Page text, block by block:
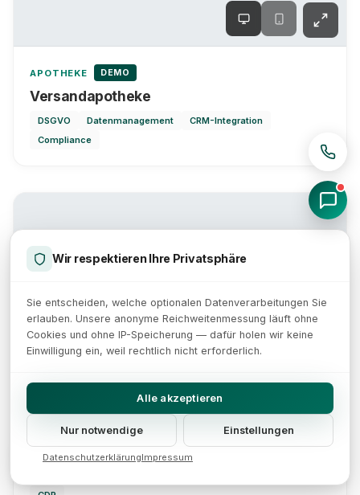
APOTHEKE DEMO
Versandapotheke
DSGVO Datenmanagement
CRM-Integration
Compliance
SAAS-OBERFLÄCHE
Workflow-Plattform
Wir respektieren Ihre Privatsphäre
Sie entscheiden, welche optionalen Datenverarbeitungen Sie
erlauben. Unsere anonyme Reichweitenmessung läuft ohne
Cookies und ohne IP-Speicherung — dafür holen wir keine
Einwilligung ein, weil rechtlich nicht erforderlich.
Alle akzeptieren
Nur notwendige Einstellungen
DatenschutzerklärungImpressum